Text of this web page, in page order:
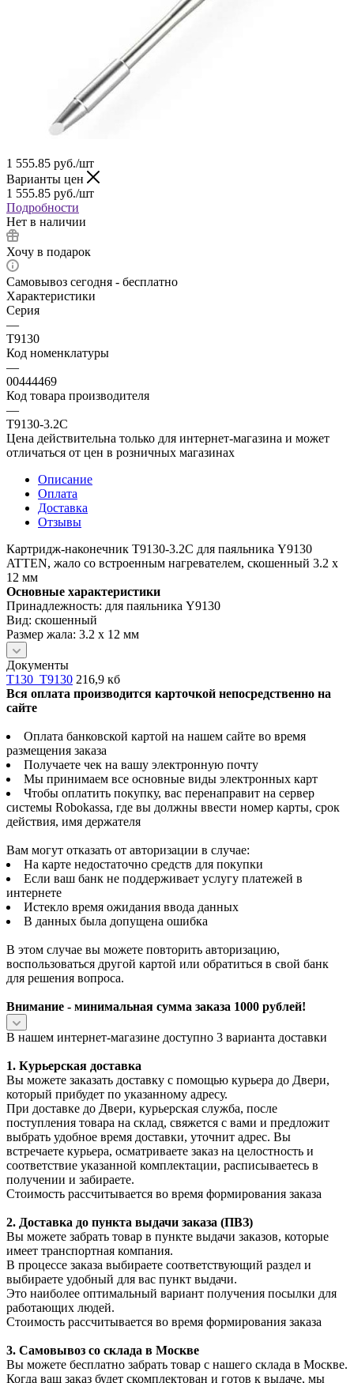
1 555.85 руб./шт
Варианты цен
1 555.85 руб./шт
Подробности
Нет в наличии
Хочу в подарок
Самовывоз сегодня - бесплатно
Характеристики
Серия
—
T9130
Код номенклатуры
—
00444469
Код товара производителя
—
T9130-3.2C
Цена действительна только для интернет-магазина и может
отличаться от цен в розничных магазинах
Описание
Оплата
Доставка
Отзывы
Картридж-наконечник T9130-3.2C для паяльника Y9130
ATTEN, жало со встроенным нагревателем, скошенный 3.2 х
12 мм
Основные характеристики
Принадлежность: для паяльника Y9130
Вид: скошенный
Размер жала: 3.2 х 12 мм
Документы
T130_T9130 216,9 кб
Вся оплата производится карточкой непосредственно на
сайте
Оплата банковской картой на нашем сайте во время
размещения заказа
Получаете чек на вашу электронную почту
Мы принимаем все основные виды электронных карт
Чтобы оплатить покупку, вас перенаправит на сервер
системы Robokassa, где вы должны ввести номер карты, срок
действия, имя держателя
Вам могут отказать от авторизации в случае:
На карте недостаточно средств для покупки
Если ваш банк не поддерживает услугу платежей в
интернете
Истекло время ожидания ввода данных
В данных была допущена ошибка
В этом случае вы можете повторить авторизацию,
воспользоваться другой картой или обратиться в свой банк
для решения вопроса.
Внимание - минимальная сумма заказа 1000 рублей!
В нашем интернет-магазине доступно 3 варианта доставки
1. Курьерская доставка
Вы можете заказать доставку с помощью курьера до Двери,
который прибудет по указанному адресу.
При доставке до Двери, курьерская служба, после
поступления товара на склад, свяжется с вами и предложит
выбрать удобное время доставки, уточнит адрес. Вы
встречаете курьера, осматриваете заказ на целостность и
соответствие указанной комплектации, расписываетесь в
получении и забираете.
Стоимость рассчитывается во время формирования заказа
2. Доставка до пункта выдачи заказа (ПВЗ)
Вы можете забрать товар в пункте выдачи заказов, которые
имеет транспортная компания.
В процессе заказа выбираете соответствующий раздел и
выбираете удобный для вас пункт выдачи.
Это наиболее оптимальный вариант получения посылки для
работающих людей.
Стоимость рассчитывается во время формирования заказа
3. Самовывоз со склада в Москве
Вы можете бесплатно забрать товар с нашего склада в Москве.
Когда ваш заказ будет скомплектован и готов к выдаче, мы